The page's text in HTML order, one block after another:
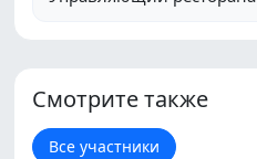
Смотрите также
Все участники